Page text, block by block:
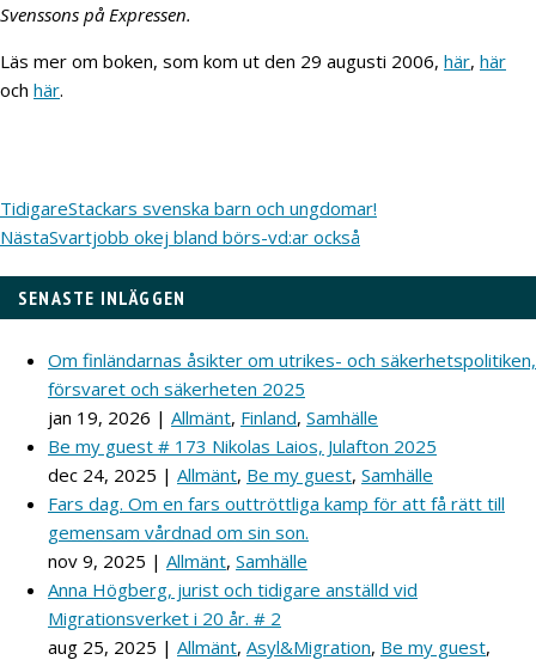
Svenssons på Expressen.
Läs mer om boken, som kom ut den 29 augusti 2006, här, här
och här.
TidigareStackars svenska barn och ungdomar!
NästaSvartjobb okej bland börs-vd:ar också
SENASTE INLÄGGEN
Om finländarnas åsikter om utrikes- och säkerhetspolitiken,
försvaret och säkerheten 2025
jan 19, 2026 | Allmänt, Finland, Samhälle
Be my guest # 173 Nikolas Laios, Julafton 2025
dec 24, 2025 | Allmänt, Be my guest, Samhälle
Fars dag. Om en fars outtröttliga kamp för att få rätt till
gemensam vårdnad om sin son.
nov 9, 2025 | Allmänt, Samhälle
Anna Högberg, jurist och tidigare anställd vid
Migrationsverket i 20 år. # 2
aug 25, 2025 | Allmänt, Asyl&Migration, Be my guest,